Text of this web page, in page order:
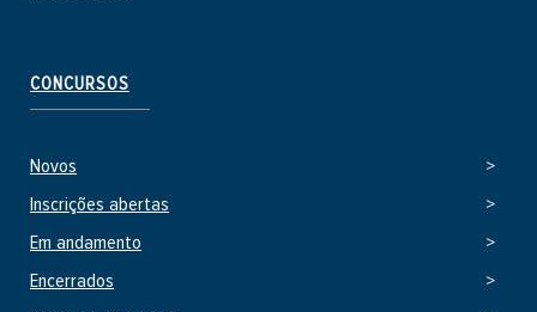
CONCURSOS
Novos
Inscrições abertas
Em andamento
Encerrados